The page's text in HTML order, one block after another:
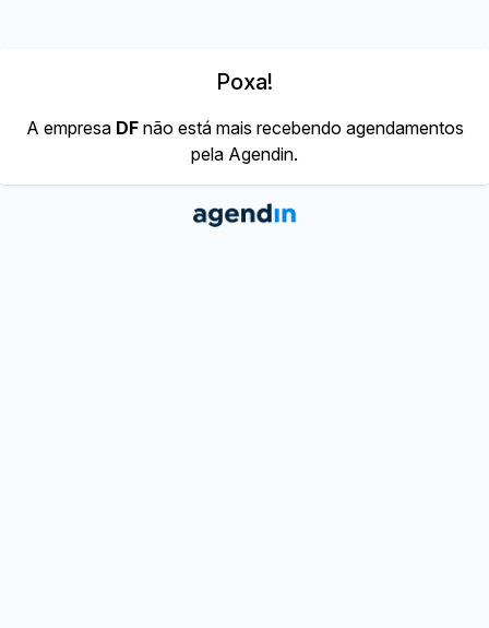
Poxa!
A empresa DFnão está mais recebendo agendamentos
pela Agendin.